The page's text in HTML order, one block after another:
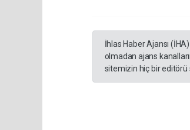
İhlas Haber Ajansı
olmadan ajans
sitemizin hiç bir